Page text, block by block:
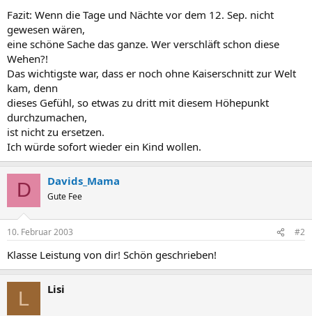
Fazit: Wenn die Tage und Nächte vor dem 12. Sep. nicht
gewesen wären,
eine schöne Sache das ganze. Wer verschläft schon diese
Wehen?!
Das wichtigste war, dass er noch ohne Kaiserschnitt zur Welt
kam, denn
dieses Gefühl, so etwas zu dritt mit diesem Höhepunkt
durchzumachen,
ist nicht zu ersetzen.
Ich würde sofort wieder ein Kind wollen.
D Davids_Mama
Gute Fee
10. Februar 2003 #2
Klasse Leistung von dir! Schön geschrieben!
L Lisi